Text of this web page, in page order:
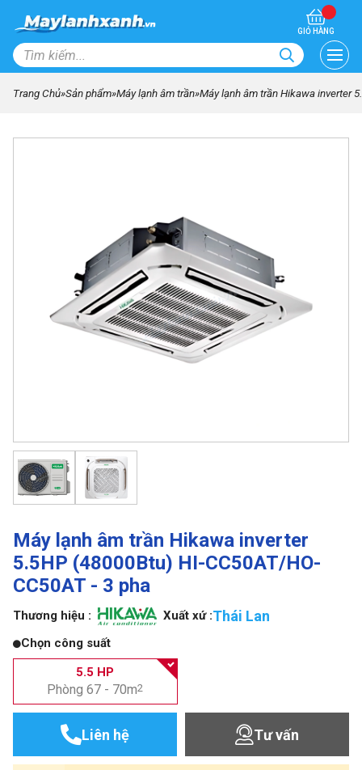
GIỎ HÀNG
Trang Chủ»Sản phẩm»Máy lạnh âm trần»Máy lạnh âm trần Hikawa inverter
Máy lạnh âm trần Hikawa inverter
5.5HP (48000Btu) HI-CC50AT/HO-
CC50AT - 3 pha
Thương hiệu : Xuất xứ :Thái Lan
Chọn công suất
5.5 HP
Phòng 67 - 70m2
Liên hệ Tư vấn